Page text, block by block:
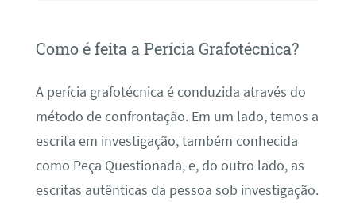
Como é feita a Perícia Grafotécnica?
A perícia grafotécnica é conduzida através do
método de confrontação. Em um lado, temos a
escrita em investigação, também conhecida
como Peça Questionada, e, do outro lado, as
escritas autênticas da pessoa sob investigação.